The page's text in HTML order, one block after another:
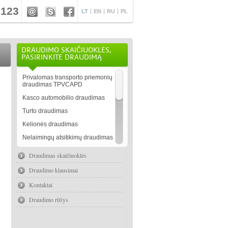
LT EN RU PL
DRAUDIMO SKAIČIUOKLĖS,
PASIRINKITE DRAUDIMĄ
Privalomas transporto priemonių
draudimas TPVCAPD
Kasco automobilio draudimas
Turto draudimas
Kelionės draudimas
Nelaimingų atsitikimų draudimas
Juridinių asmenų draudimas
Gyvybės draudimas
Draudimas- kitos paslaugos
Draudimas skaičiuoklės
Draudimo klausimai
Kontaktai
Draudimo rūšys